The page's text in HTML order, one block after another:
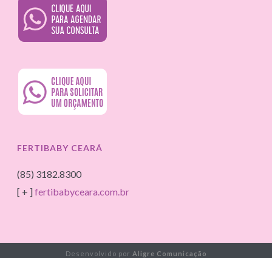
FERTIBABY CEARÁ
(85) 3182.8300
[ + ]fertibabyceara.com.br
Desenvolvido por Aligre Comunicação